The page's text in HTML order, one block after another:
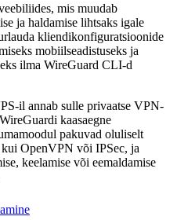
mis muudab
ja haldamise lihtsaks igale
kliendikonfiguratsioonide
mobiilseadistuseks ja
ilma WireGuard CLI-d
il annab sulle privaatse VPN-
kaasaegne
pakuvad oluliselt
OpenVPN või IPSec, ja
keelamise või eemaldamise